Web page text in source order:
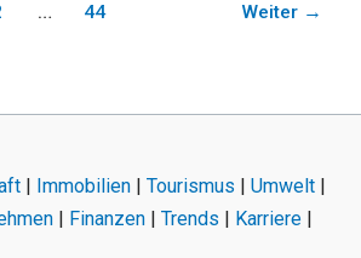
… 44 Weiter →
Immobilien Tourismus Umwelt
Finanzen Trends Karriere